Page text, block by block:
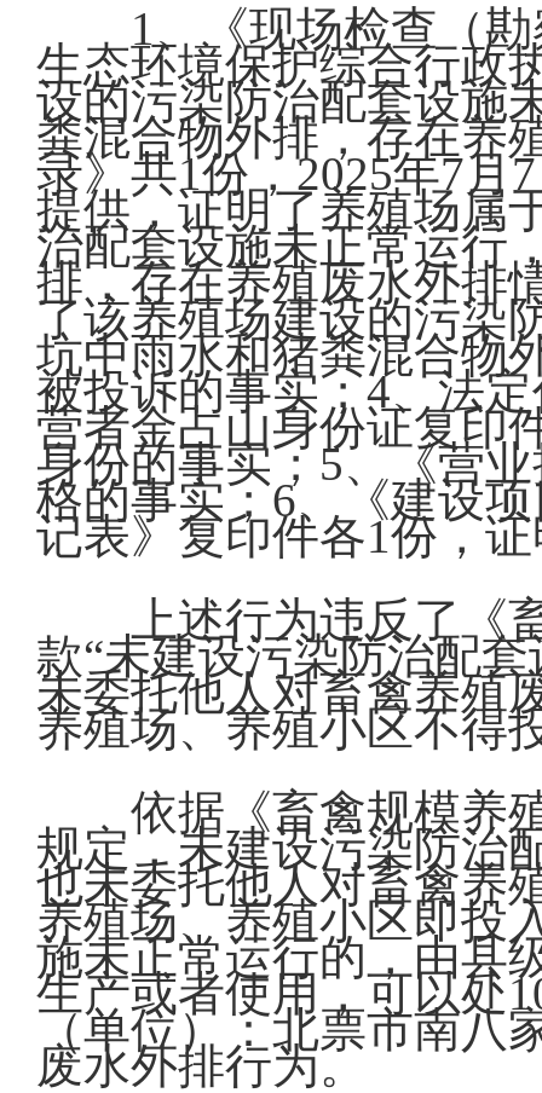
1、《现场检查（
生态环境保护综合行政
设的污染防治配套设施
粪混合物外排，存在养
录》共1份，2025年7月
提供，证明了养殖场属
治配套设施未正常运行
排，存在养殖废水外排
了该养殖场建设的污染
坑中雨水和猪粪混合物
被投诉的事实；4、法
营者金占山身份证复印
身份的事实；5、《营
格的事实；6、《建设
记表》复印件各1份，
上述行为违反了
款“未建设污染防治配
未委托他人对畜禽养殖
养殖场、养殖小区不得
依据《畜禽规模养
规定，未建设污染防治
也未委托他人对畜禽养
养殖场、养殖小区即投
施未正常运行的，由县
生产或者使用，可以处
（单位）：北票市南八
废水外排行为。